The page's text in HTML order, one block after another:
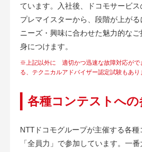
ています。
入社後、ドコモサービ
プレマイスターから、段階が上が
ニーズ・興味に合わせた魅力的な
身につけます。
※上記以外に 適切かつ迅速な故障対応がで
る、テクニカルアドバイザー認定試験もあり
各種コンテストへの
NTTドコモグループが主催する各種
「全員力」で参加しています。一